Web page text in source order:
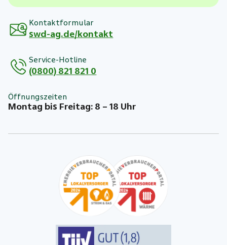
Kontaktformular
swd-ag.de/kontakt
Service-Hotline
(0800) 821 821 0
Öffnungszeiten
Montag bis Freitag: 8 – 18 Uhr